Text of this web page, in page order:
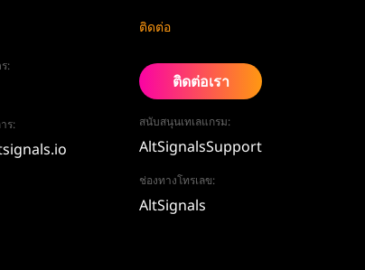
:
ร:
ติดต่อ
ติดต่อเรา
สนับสนุนเทเลแกรม:
AltSignalsSupport
ช่องทางโทรเลข:
AltSignals